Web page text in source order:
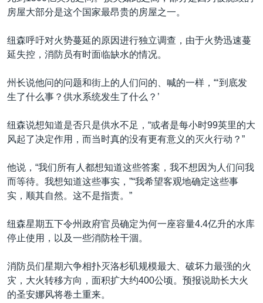
房屋大部分是这个国家最昂贵的房屋之一。
纽森呼吁对火势蔓延的原因进行独立调查，由于火势迅速蔓
延失控，消防员有时面临缺水的情况。
州长说他问的问题和街上的人们问的、喊的一样，“‘到底发
生了什么事？供水系统发生了什么？’
纽森说想知道是否只是供水不足，“或者是每小时99英里的大
风起了决定作用，而当时真的没有更有意义的灭火行动？”
他说，“我们所有人都想知道这些答案，我不想因为人们问我
而等待。我想知道这些事实，”“我希望客观地确定这些事
实，顺其自然。这不是指责。”
纽森星期五下令州政府官员确定为何一座容量4.4亿升的水库
停止使用，以及一些消防栓干涸。
消防员们星期六争相扑灭洛杉矶规模最大、破坏力最强的火
灾，大火转移方向，面积扩大约400公顷。预报说助长大火
的圣安娜风将卷土重来。